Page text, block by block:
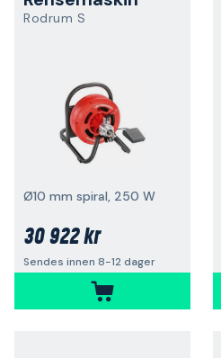
Rodrum S
Ø10 mm spiral, 250 W
30 922 kr
Sendes innen 8-12 dager